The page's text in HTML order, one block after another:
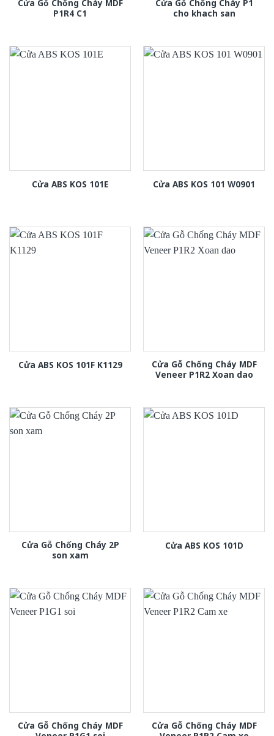
Cửa Gỗ Chống Cháy MDF
P1R4 C1
Cửa Gỗ Chống Cháy P1
cho khach san
Cửa ABS KOS 101E Cửa ABS KOS 101 W0901
Cửa ABS KOS 101F K1129
Cửa Gỗ Chống Cháy MDF
Veneer P1R2 Xoan dao
Cửa Gỗ Chống Cháy 2P
son xam
Cửa ABS KOS 101D
Cửa Gỗ Chống Cháy MDF
Cửa Gỗ Chống Cháy MDF